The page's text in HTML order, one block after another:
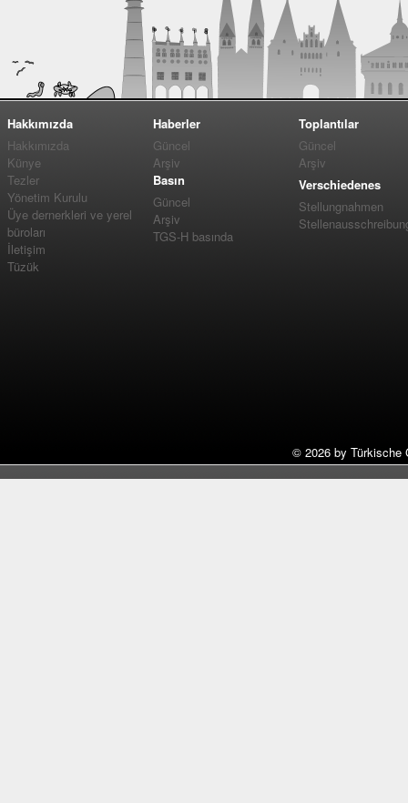
Hakkımızda
Hakkımızda
Künye
Tezler
Yönetim Kurulu
Üye dernerkleri ve yerel
büroları
İletişim
Tüzük
Haberler
Güncel
Arşiv
Basın
Güncel
Arşiv
TGS-H basında
Toplantılar
Güncel
Arşiv
Verschiedenes
Stellungnahmen
© 2026 by Türkische